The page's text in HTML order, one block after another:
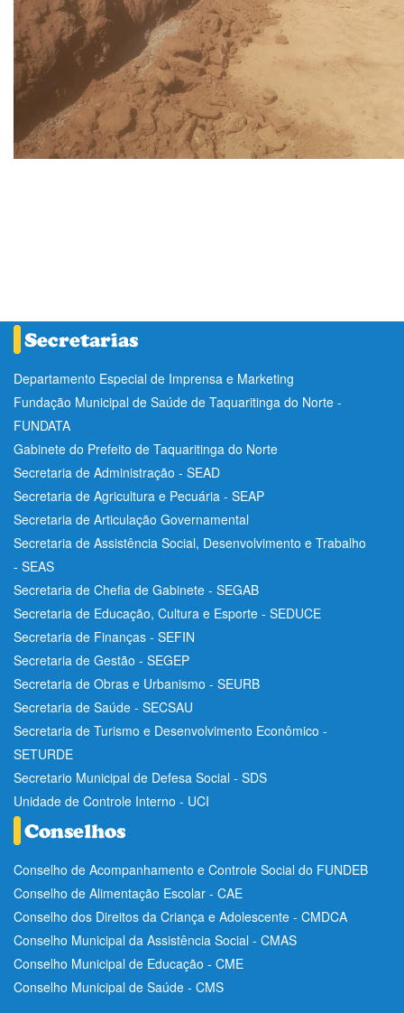
Departamento Especial de Imprensa e Marketing
Fundação Municipal de Saúde de Taquaritinga do Norte -
FUNDATA
Gabinete do Prefeito de Taquaritinga do Norte
Secretaria de Administração - SEAD
Secretaria de Agricultura e Pecuária - SEAP
Secretaria de Articulação Governamental
Secretaria de Assistência Social, Desenvolvimento e Trabalho
- SEAS
Secretaria de Chefia de Gabinete - SEGAB
Secretaria de Educação, Cultura e Esporte - SEDUCE
Secretaria de Finanças - SEFIN
Secretaria de Gestão - SEGEP
Secretaria de Obras e Urbanismo - SEURB
Secretaria de Saúde - SECSAU
Secretaria de Turismo e Desenvolvimento Econômico -
SETURDE
Secretario Municipal de Defesa Social - SDS
Unidade de Controle Interno - UCI
Conselho de Acompanhamento e Controle Social do FUNDEB
Conselho de Alimentação Escolar - CAE
Conselho dos Direitos da Criança e Adolescente - CMDCA
Conselho Municipal da Assistência Social - CMAS
Conselho Municipal de Educação - CME
Conselho Municipal de Saúde - CMS